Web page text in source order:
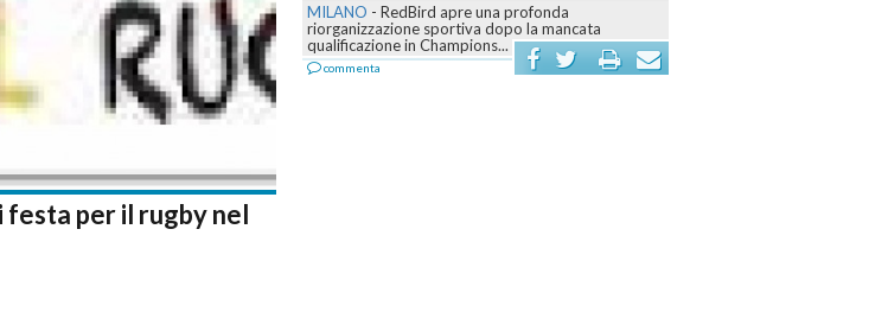
festa per il rugby nel
MILANO-RedBird apre una profonda
riorganizzazione sportiva dopo la mancata
qualificazione in Champions...
commenta
ROMA-Agli Internazionali d’Italia il numero uno
domina il derby con Pellegrino, mentre Darderi
firma...
commenta